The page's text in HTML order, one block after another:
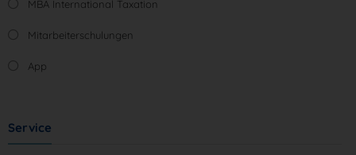
MBA International Taxation
Mitarbeiterschulungen
App
Service